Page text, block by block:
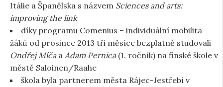
Itálie a Španělska s názvem Sciences and arts:
improving the link
díky programu Comenius – individuální mobilita
žáků od prosince 2013 tři měsíce bezplatně studovali
Ondřej Míčaa Adam Pernica(1. ročník) na finské škole v
městě Saloinen/Raahe
škola byla partnerem města Rájec-Jestřebí v